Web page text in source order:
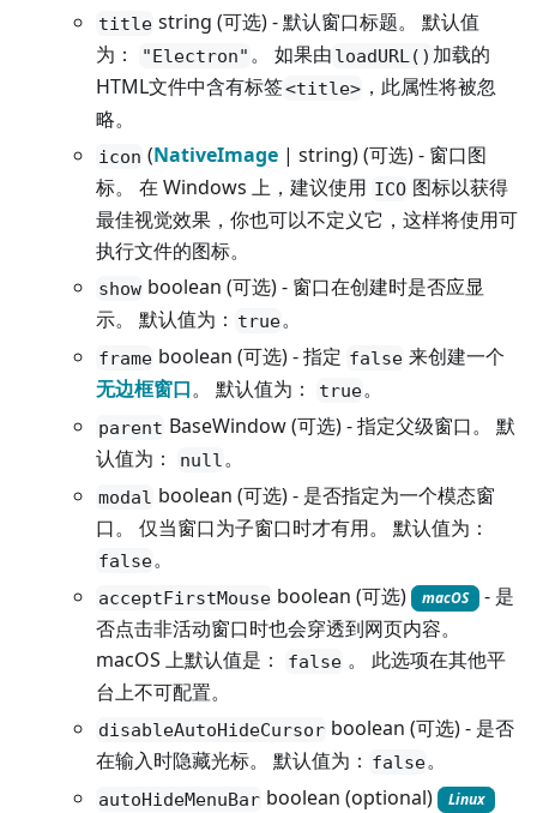
title string (可选) - 默认窗口标题。 默认值
为：
"Electron" 。 如果由 loadURL() 加载的
HTML文件中含有标签<title> ，此属性将被忽
略。
icon (NativeImage | string) (可选) - 窗口图
标。 在 Windows 上，建议使用 ICO 图标以获得
最佳视觉效果，你也可以不定义它，这样将使用可
执行文件的图标。
show boolean (可选) - 窗口在创建时是否应显
示。 默认值为： true。
frame boolean (可选) - 指定 false 来创建一个
无边框窗口。 默认值为： true。
parent BaseWindow (可选) - 指定父级窗口。 默
认值为：
null 。
modal boolean (可选) - 是否指定为一个模态窗
口。 仅当窗口为子窗口时才有用。 默认值为：
false。
acceptFirstMouse boolean (可选) macOS
- 是
否点击非活动窗口时也会穿透到网页内容。
macOS 上默认值是：
false 。 此选项在其他平
台上不可配置。
disableAutoHideCursor boolean (可选) - 是否
在输入时隐藏光标。 默认值为： false。
autoHideMenuBar boolean (optional) Linux